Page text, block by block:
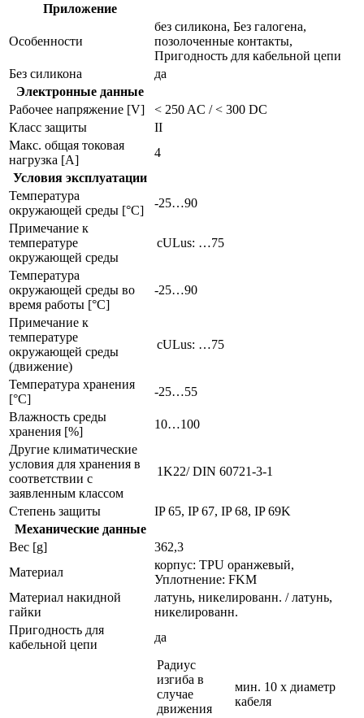
Приложение
Особенности
без силикона, Без галогена,
позолоченные контакты,
Пригодность для кабельной цепи
Без силикона
да
Электронные данные
Рабочее напряжение [V]
< 250 AC / < 300 DC
Класс защиты
II
Макс. общая токовая
нагрузка [A]
4
Условия эксплуатации
Температура
окружающей среды [°C]
-25…90
Примечание к
температуре
окружающей среды
cULus: …75
Температура
окружающей среды во
время работы [°C]
-25…90
Примечание к
температуре
окружающей среды
(движение)
cULus: …75
Температура хранения
[°C]
-25…55
Влажность среды
хранения [%]
10…100
Другие климатические
условия для хранения в
соответствии с
заявленным классом
1K22/ DIN 60721-3-1
Степень защиты
IP 65, IP 67, IP 68, IP 69K
Механические данные
Вес [g]
362,3
Материал
корпус: TPU оранжевый,
Уплотнение: FKM
Материал накидной
гайки
латунь, никелированн. / латунь,
никелированн.
Пригодность для
кабельной цепи
да
Радиус
изгиба в
случае
движения
мин. 10 x диаметр
кабеля